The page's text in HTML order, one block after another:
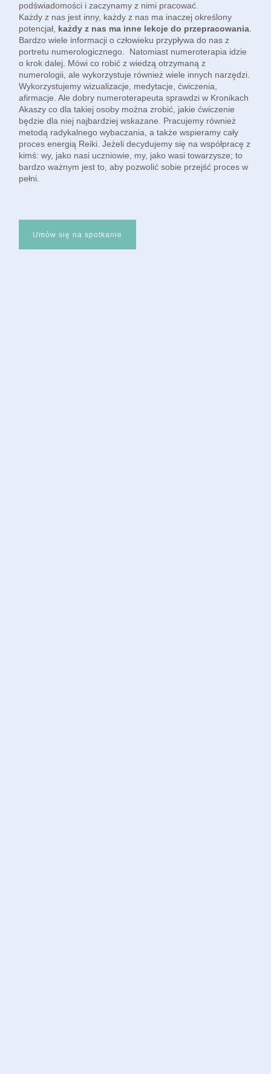
podświadomości i zaczynamy z nimi pracować.
Każdy z nas jest inny, każdy z nas ma inaczej określony
potencjał, każdy z nas ma inne lekcje do przepracowania.
Bardzo wiele informacji o człowieku przypływa do nas z
portretu numerologicznego. Natomiast numeroterapia idzie
o krok dalej. Mówi co robić z wiedzą otrzymaną z
numerologii, ale wykorzystuje również wiele innych narzędzi.
Wykorzystujemywizualizacje, medytacje, ćwiczenia,
afirmacje. Ale dobry numeroterapeuta sprawdzi w Kronikach
Akaszy co dla takiej osoby można zrobić, jakie ćwiczenie
będzie dla niej najbardziej wskazane. Pracujemy również
metodą radykalnego wybaczania, a także wspieramy cały
proces energią Reiki. Jeżeli decydujemy się na współpracę z
kimś: wy, jako nasi uczniowie, my, jako wasi towarzysze; to
bardzo ważnym jest to, aby pozwolić sobie przejść proces w
pełni.
Umów się na spotkanie